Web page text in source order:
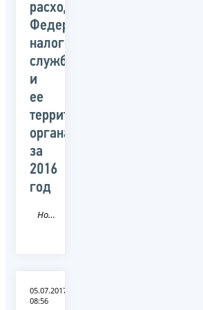
расходам
Федеральной
налоговой
службой
и
ее
территориальными
органами
за
2016
год
Новость
05.07.2017
08:56